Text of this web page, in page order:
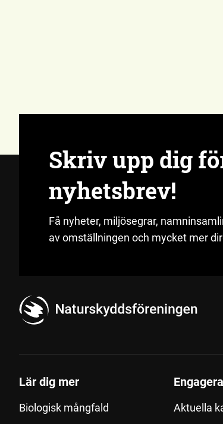
Skriv upp dig
nyhetsbrev!
Få nyheter, miljösegrar,
av omställningen och mycket mer
Lär dig mer
Biologisk mångfald Aktuella